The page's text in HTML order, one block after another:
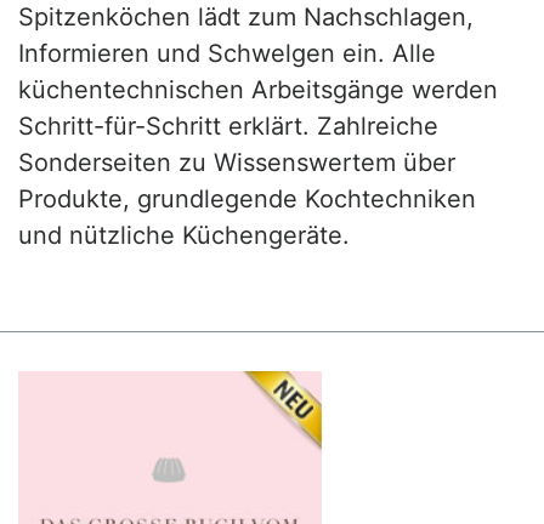
Spitzenköchen lädt zum Nachschlagen,
Informieren und Schwelgen ein. Alle
küchentechnischen Arbeitsgänge werden
Schritt-für-Schritt erklärt. Zahlreiche
Sonderseiten zu Wissenswertem über
Produkte, grundlegende Kochtechniken
und nützliche Küchengeräte.